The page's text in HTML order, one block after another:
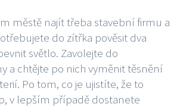
městě najít třeba stavební firmu a
do zítřka pověsit dva
světlo. Zavolejte do
a chtějte po nich vyměnit těsnění
Po tom, co je ujistíte, že to
v lepším případě dostanete